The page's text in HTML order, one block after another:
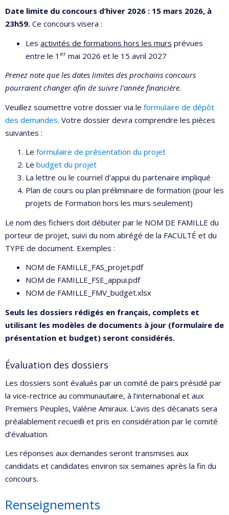
Date limite du concours d’hiver 2026 : 15 mars 2026, à
23h59. Ce concours visera :
Les activités de formations hors les murs prévues
entre le 1 er mai 2026 et le 15 avril 2027
Prenez note que les dates limites des prochains concours
pourraient changer afin de suivre l'année financière.
Veuillez soumettre votre dossier via le formulaire de dépôt
des demandes. Votre dossier devra comprendre les pièces
suivantes :
Le formulaire de présentation du projet
Le budget du projet
La lettre ou le courriel d'appui du partenaire impliqué
Plan de cours ou plan préliminaire de formation (pour les
projets de Formation hors les murs seulement)
Le nom des fichiers doit débuter par le NOM DE FAMILLE du
porteur de projet, suivi du nom abrégé de la FACULTÉ et du
TYPE de document. Exemples :
NOM de FAMILLE_FAS_projet.pdf
NOM de FAMILLE_FSE_appui.pdf
NOM de FAMILLE_FMV_budget.xlsx
Seuls les dossiers rédigés en français, complets et
utilisant les modèles de documents à jour (formulaire de
présentation et budget) seront considérés.
Évaluation des dossiers
Les dossiers sont évalués par un comité de pairs présidé par
la vice-rectrice au communautaire, à l’international et aux
Premiers Peuples, Valérie Amiraux. L’avis des décanats sera
préalablement recueilli et pris en considération par le comité
d’évaluation.
Les réponses aux demandes seront transmises aux
candidats et candidates environ six semaines après la fin du
concours.
Renseignements